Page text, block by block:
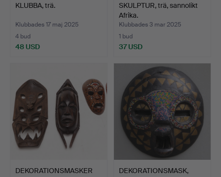
KLUBBA, trä.
Klubbades 17 maj 2025
4 bud
48 USD
SKULPTUR, trä, sannolikt
Afrika.
Klubbades 3 mar 2025
1 bud
37 USD
DEKORATIONSMASKER
DEKORATIONSMASK,